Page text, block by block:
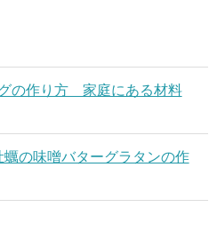
の作り方 家庭にある材料
の味噌バターグラタンの作